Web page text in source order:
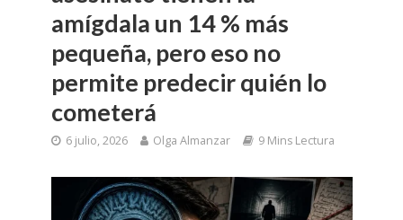
amígdala un 14 % más
pequeña, pero eso no
permite predecir quién lo
cometerá
6 julio, 2026 Olga Almanzar 9 Mins Lectura